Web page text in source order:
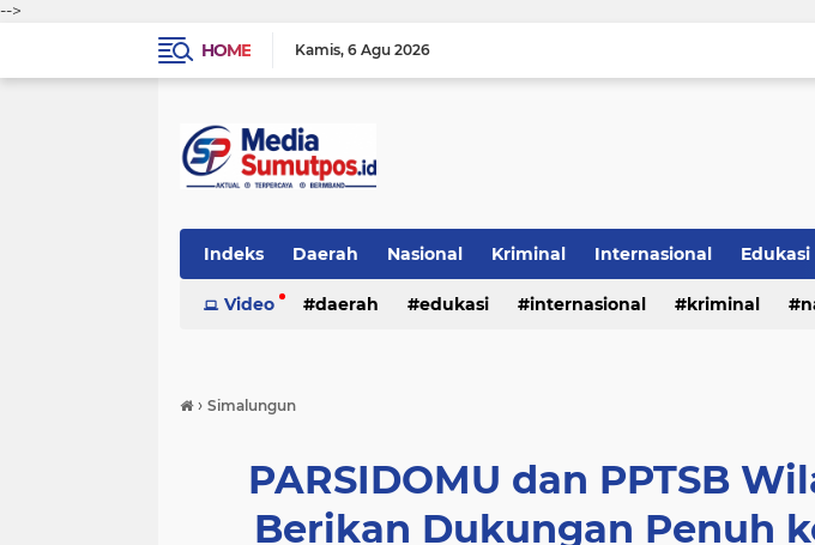
-->
HOME
Kamis 6 Agu 2026
Indeks Daerah Nasional Kriminal Internasional Edukasi
Video daerah edukasi internasional kriminal
› Simalungun
PARSIDOMU dan PPTSB
Berikan Dukungan Penuh